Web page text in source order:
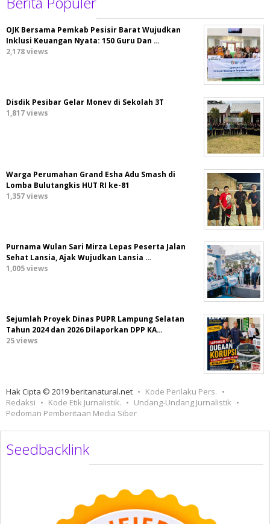
OJK Bersama Pemkab Pesisir Barat Wujudkan
Inklusi Keuangan Nyata: 150 Guru Dan …
2,178 views
Disdik Pesibar Gelar Monev di Sekolah 3T
1,817 views
Warga Perumahan Grand Esha Adu Smash di
Lomba Bulutangkis HUT RI ke-81
1,357 views
Purnama Wulan Sari Mirza Lepas Peserta Jalan
Sehat Lansia, Ajak Wujudkan Lansia …
1,005 views
Sejumlah Proyek Dinas PUPR Lampung Selatan
Tahun 2024 dan 2026 Dilaporkan DPP KA…
25 views
Hak Cipta © 2019 beritanatural.net
Kode Perilaku Pers.
Redaksi
Kode Etik Jurnalistik.
Undang-Undang Jurnalistik
Pedoman Pemberitaan Media Siber
Seedbacklink